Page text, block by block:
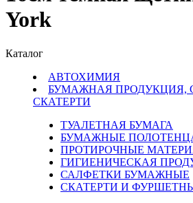
York
Каталог
АВТОХИМИЯ
БУМАЖНАЯ ПРОДУКЦИЯ,
СКАТЕРТИ
ТУАЛЕТНАЯ БУМАГА
БУМАЖНЫЕ
ПРОТИРОЧНЫЕ
ГИГИЕНИЧЕСКАЯ
САЛФЕТКИ БУМАЖНЫЕ
СКАТЕРТИ И